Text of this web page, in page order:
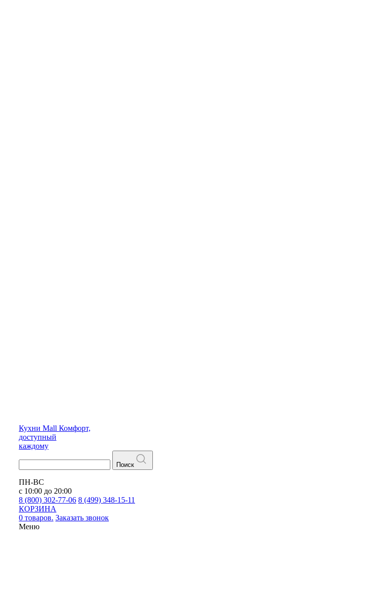
Кухни Mall Комфорт,
доступный
каждому
Поиск
ПН-ВС
с 10:00 до 20:00
8 (800) 302-77-06 8 (499) 348-15-11
КОРЗИНА
0 товаров. Заказать звонок
Меню